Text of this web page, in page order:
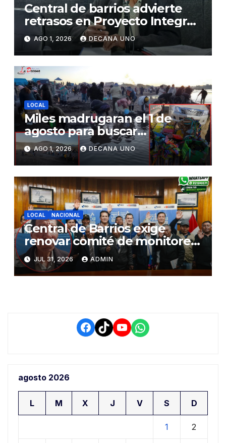
Central de barrios advierte
retrasos en Proyecto Integral
de Agua y Alcantarillado para
Juliaca
AGO 1, 2026 DECANA UNO
LOCAL
Miles madrugaran el 1 de
agosto para buscar
piedrecillas en los ríos y
realizar la challa por la
riqueza y la prosperidad
AGO 1, 2026 DECANA UNO
LOCAL NACIONAL
Central de Barrios exige
renovar comité de monitoreo
del PIAA por presuntos
conflictos de interés y
retrasos
JUL 31, 2026 ADMIN
Facebook
TikTokYouTube
WhatsApp
agosto 2026
L M X J V S D
1 2